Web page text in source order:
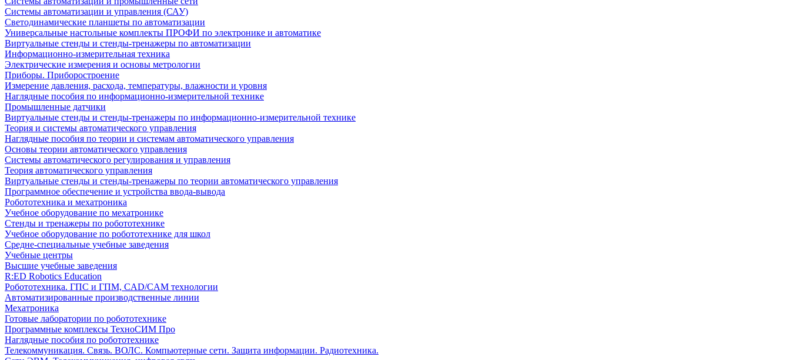
Системы автоматизации и управления (САУ)
Светодинамические планшеты по автоматизации
Универсальные настольные комплекты ПРОФИ по электронике и автоматике
Виртуальные стенды и стенды-тренажеры по автоматизации
Информационно-измерительная техника
Электрические измерения и основы метрологии
Приборы. Приборостроение
Измерение давления, расхода, температуры, влажности и уровня
Наглядные пособия по информационно-измерительной технике
Промышленные датчики
Виртуальные стенды и стенды-тренажеры по информационно-измерительной технике
Теория и системы автоматического управления
Наглядные пособия по теории и системам автоматического управления
Основы теории автоматического управления
Системы автоматического регулирования и управления
Теория автоматического управления
Виртуальные стенды и стенды-тренажеры по теории автоматического управления
Программное обеспечение и устройства ввода-вывода
Робототехника и мехатроника
Учебное оборудование по мехатронике
Стенды и тренажеры по робототехнике
Учебное оборудование по робототехнике для школ
Средне-специальные учебные заведения
Учебные центры
Высшие учебные заведения
R:ED Robotics Education
Робототехника. ГПС и ГПМ, CAD/CAM технологии
Автоматизированные производственные линии
Мехатроника
Готовые лаборатории по робототехнике
Программные комплексы ТехноСИМ Про
Наглядные пособия по робототехнике
Телекоммуникация. Связь. ВОЛС. Компьютерные сети. Защита информации. Радиотехника.